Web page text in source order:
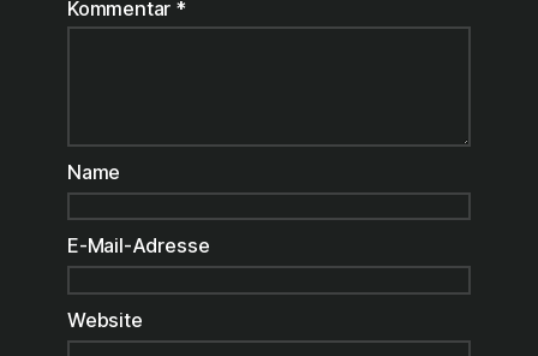
Kommentar *
Name
E-Mail-Adresse
Website